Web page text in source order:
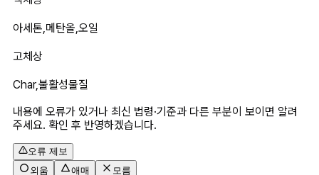
아세톤,메탄올,오일
고체상
Char,불활성물질
내용에 오류가 있거나 최신 법령·기준과 다른 부분이 보이면 알려
주세요. 확인 후 반영하겠습니다.
오류 제보
외움
애매
모름